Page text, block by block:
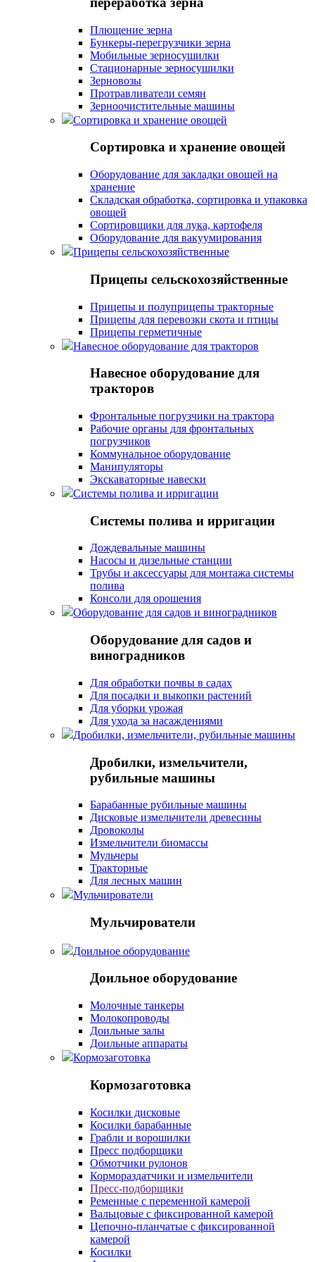
Плющение зерна
Бункеры-перегрузчики зерна
Мобильные зерносушилки
Стационарные зерносушилки
Зерновозы
Протравливатели семян
Зерноочистительные машины
Сортировка и хранение овощей
Сортировка и хранение овощей
Оборудование для закладки овощей на
хранение
Складская обработка, сортировка и упаковка
овощей
Сортировщики для лука, картофеля
Оборудование для вакуумирования
Прицепы сельскохозяйственные
Прицепы сельскохозяйственные
Прицепы и полуприцепы тракторные
Прицепы для перевозки скота и птицы
Прицепы герметичные
Навесное оборудование для тракторов
Навесное оборудование для
тракторов
Фронтальные погрузчики на трактора
Рабочие органы для фронтальных
погрузчиков
Коммунальное оборудование
Манипуляторы
Экскаваторные навески
Системы полива и ирригации
Системы полива и ирригации
Дождевальные машины
Насосы и дизельные станции
Трубы и аксессуары для монтажа системы
полива
Консоли для орошения
Оборудование для садов и виноградников
Оборудование для садов и
виноградников
Для обработки почвы в садах
Для посадки и выкопки растений
Для уборки урожая
Для ухода за насаждениями
Дробилки, измельчители, рубильные машины
Дробилки, измельчители,
рубильные машины
Барабанные рубильные машины
Дисковые измельчители древесины
Дровоколы
Измельчители биомассы
Мульчеры
Тракторные
Для лесных машин
Мульчирователи
Мульчирователи
Доильное оборудование
Доильное оборудование
Молочные танкеры
Молокопроводы
Доильные залы
Доильные аппараты
Кормозаготовка
Кормозаготовка
Косилки дисковые
Косилки барабанные
Грабли и ворошилки
Пресс подборщики
Обмотчики рулонов
Кормораздатчики и измельчители
Пресс-подборщики
Ременные с переменной камерой
Вальцовые с фиксированной камерой
Цепочно-планчатые с фиксированной
камерой
Косилки